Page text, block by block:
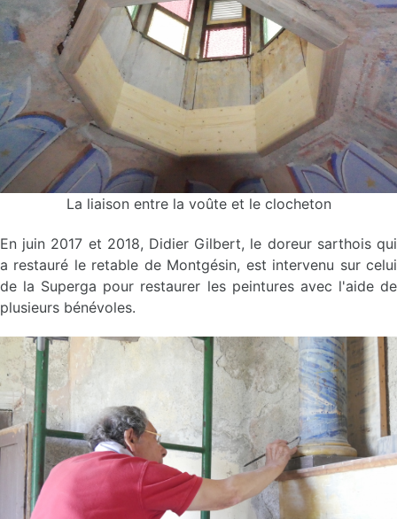
La liaison entre la voûte et le clocheton
En juin 2017 et 2018, Didier Gilbert, le doreur sarthois qui
a restauré le retable de Montgésin, est intervenu sur celui
de la Superga pour restaurer les peintures avec l'aide de
plusieurs bénévoles.